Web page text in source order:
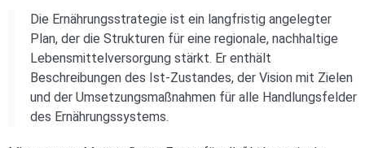
Die Ernährungsstrategie ist ein langfristig angelegter
Plan, der die Strukturen für eine regionale, nachhaltige
Lebensmittelversorgung stärkt. Er enthält
Beschreibungen des Ist-Zustandes, der Vision mit Zielen
und der Umsetzungsmaßnahmen für alle Handlungsfelder
des Ernährungssystems.